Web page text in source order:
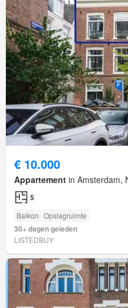
€ 10.000
Appartement in Amsterdam,
5
Balkon Opslagruimte
30+ dagen geleden
LISTEDBUY